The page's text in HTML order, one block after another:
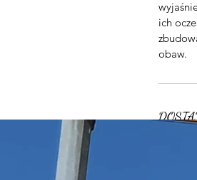
ich
obaw.